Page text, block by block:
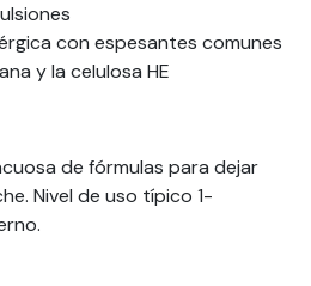
con espesantes comunes
y la celulosa HE
de fórmulas para dejar
Nivel de uso típico 1-